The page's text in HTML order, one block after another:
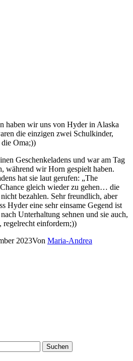
haben wir uns von Hyder in Alaska
die einzigen zwei Schulkinder,
Oma;))
Geschenkeladens und war am Tag
während wir Horn gespielt haben.
hat sie laut gerufen: „The
gleich wieder zu gehen… die
bezahlen. Sehr freundlich, aber
Hyder eine sehr einsame Gegend ist
Unterhaltung sehnen und sie auch,
regelrecht einfordern;))
2023Von Maria-Andrea